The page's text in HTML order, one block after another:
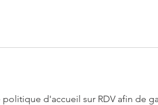
d'accueil sur RDV afin de